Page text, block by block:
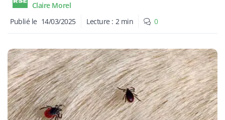
Claire Morel
Publié le 14/03/2025 Lecture : 2 min 0